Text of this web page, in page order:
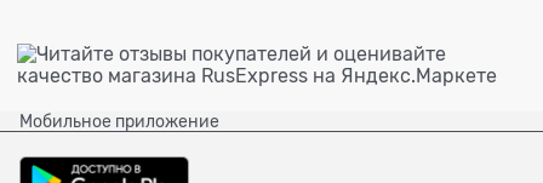
Мобильное приложение